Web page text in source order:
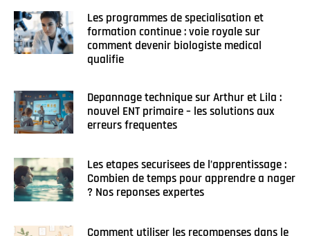
Les programmes de specialisation et
formation continue : voie royale sur
comment devenir biologiste medical
qualifie
Depannage technique sur Arthur et Lila :
nouvel ENT primaire – les solutions aux
erreurs frequentes
Les etapes securisees de l’apprentissage :
Combien de temps pour apprendre a nager
? Nos reponses expertes
Comment utiliser les recompenses dans le